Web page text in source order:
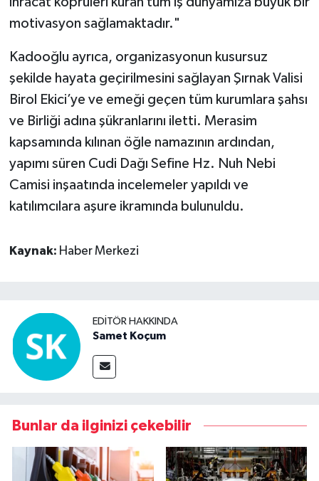
motivasyon sağlamaktadır."
Kadooğlu ayrıca, organizasyonun kusursuz
şekilde hayata geçirilmesini sağlayan Şırnak Valisi
Birol Ekici’ye ve emeği geçen tüm kurumlara şahsı
ve Birliği adına şükranlarını iletti. Merasim
kapsamında kılınan öğle namazının ardından,
yapımı süren Cudi Dağı Sefine Hz. Nuh Nebi
Camisi inşaatında incelemeler yapıldı ve
katılımcılara aşure ikramında bulunuldu.
Kaynak: Haber Merkezi
EDITÖR HAKKINDA
Samet Koçum
Bunlar da ilginizi çekebilir